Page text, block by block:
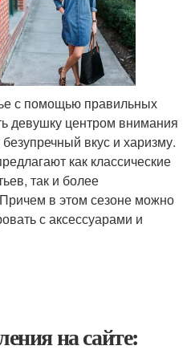
с помощью правильных
девушку центром внимания
вкус и харизму.
как классические
так и более
в этом сезоне можно
с аксессуарами и
на сайте: